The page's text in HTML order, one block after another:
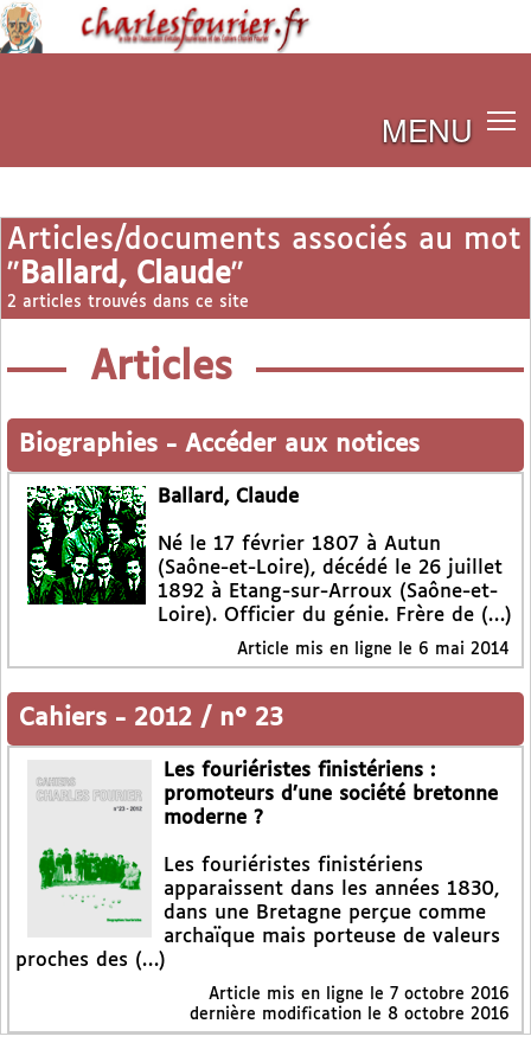
MENU
Articles/documents associés au mot
" Ballard, Claude"
2 articles trouvés dans ce site
Articles
Biographies - Accéder aux notices
Ballard, Claude
Né le 17 février 1807 à Autun
(Saône-et-Loire), décédé le 26 juillet
1892 à Etang-sur-Arroux (Saône-et-
Loire). Officier du génie. Frère de (…)
Article mis en ligne le 6 mai 2014
Cahiers - 2012 / n° 23
Les fouriéristes finistériens :
promoteurs d’une société bretonne
moderne ?
Les fouriéristes finistériens
apparaissent dans les années 1830,
dans une Bretagne perçue comme
archaïque mais porteuse de valeurs
proches des (…)
Article mis en ligne le 7 octobre 2016
dernière modification le 8 octobre 2016